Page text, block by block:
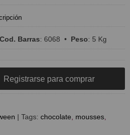
Barras: 6068 • Peso: 5 Kg
Registrarse para comprar
| Tags: chocolate
mousses